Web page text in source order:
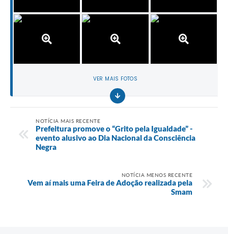
VER MAIS FOTOS
NOTÍCIA MAIS RECENTE
Prefeitura promove o “Grito pela Igualdade” -
evento alusivo ao Dia Nacional da Consciência
Negra
NOTÍCIA MENOS RECENTE
Vem aí mais uma Feira de Adoção realizada pela
Smam